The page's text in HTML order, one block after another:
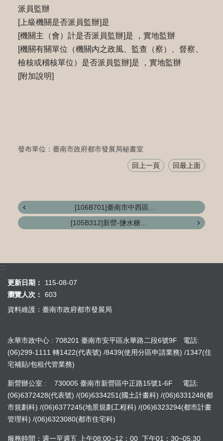
派員監辦
[上級機關是否派員監辦]是
[機關主（會）計是否派員監辦]是 ，實地監辦
[機關有關單位（機關內之政風、監查（察）、督察、
檢核或稽核單位）是否派員監辦]是 ，實地監辦
[附加說明]
發布單位：臺南市政府都市發展局秘書室
回上一頁 回最上面
[106B701]臺南市中西區...
[105B312]新營-鹽水糖...
:::
更新日期：
115-08-07
瀏覽人次：
603
資料維護：臺南市政府都市發展局
永華市政中心 : 708201 臺南市安平區永華路二段6號9F 電話:
(06)299-1111 轉1422(代表號) /8439(使用分區申請業務) /1347(住
宅補貼/包租代管業務)
新營辦公室 : 730005 臺南市新營區中正路15號1-6F 電話:
(06)6372428(代表號) /(06)6334251(國土計畫科) /(06)6331248(都
市規劃科) /(06)6377245(地景規劃工程科) /(06)6323294(都市計畫
管理科) /(06)6323080(都市住宅科)
服務時間：週一至週五 上午08:00~12：00 下午01：30~05:30